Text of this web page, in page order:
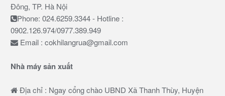
Đông, TP. Hà Nội
Phone: 024.6259.3344 - Hotline :
0902.126.974/0977.389.949
Email : cokhilangrua@gmail.com
Nhà máy sản xuất
Địa chỉ : Ngay cổng chào UBND Xã Thanh Thùy, Huyện